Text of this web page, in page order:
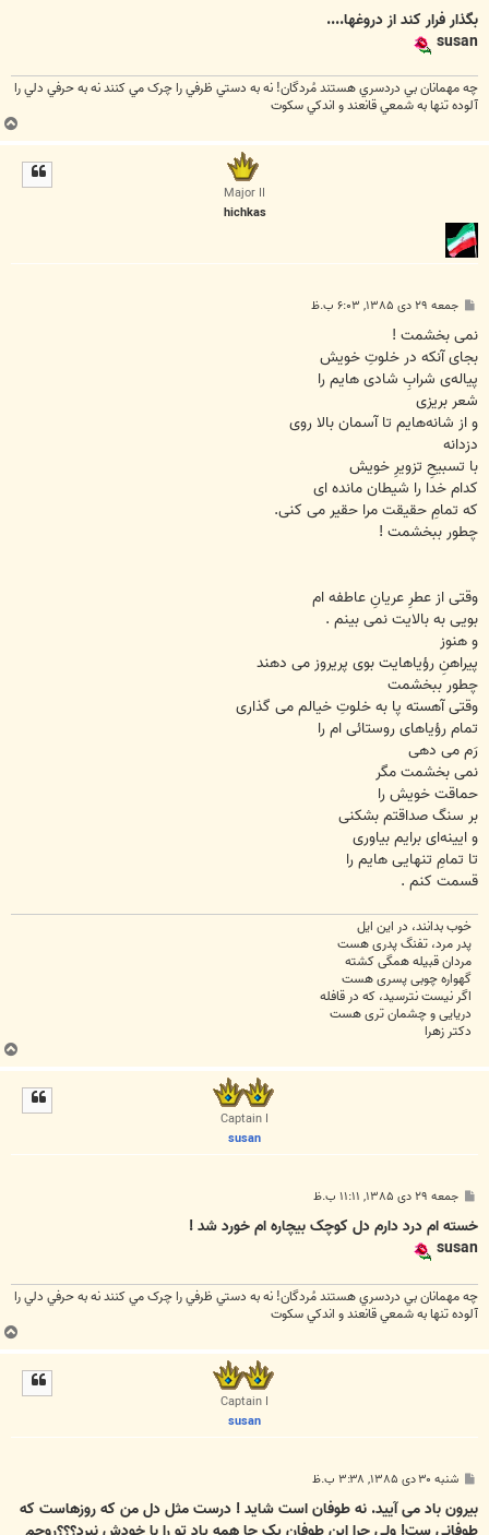
بگذار فرار کند از دروغها....
susan
چه مهمانان بي دردسري هستند مُردگان! نه به دستي ظرفي را چرک مي کنند نه به حرفي دلي را
آلوده تنها به شمعي قانعند و اندکي سکوت
ب
ا
Major II
hichkas
پ
ت
جمعه ۲۹ دی ۱۳۸۵, ۶:۰۳ ب.ظ
نمی بخشمت !
بجای آنکه در خلوتِ خویش
پیاله‌ی شرابِ شادی هایم را
شعر بریزی
و از شانه‌هایم تا آسمان بالا روی
دزدانه
با تسبیحِ تزویرِ خویش
کدام خدا را شیطان مانده ای
که تمامِ حقیقت مرا حقیر می کنی.
چطور ببخشمت !
وقتی از عطرِ عریانِ عاطفه ام
بویی به بالایت نمی بینم .
و هنوز
پیراهنِ رؤیاهایت بوی پریروز می دهند
چطور ببخشمت
وقتی آهسته پا به خلوتِ خیالم می گذاری
تمام رؤیاهای روستائی ام را
رَم می دهی
نمی بخشمت مگر
حماقت خویش را
بر سنگ صداقتم بشکنی
و ایینه‌ای برایم بیاوری
تا تمامِ تنهایی هایم را
قسمت کنم .
خوب بدانند، در این ایل
پدر مرد، تفنگ پدری هست
مردان قبیله همگی کشته
گهواره چوبی پسری هست
اگر نیست نترسید، که در قافله
دریایی و چشمان تری هست
دکتر زهرا
ب
ا
Captain I
susan
پ
ت
جمعه ۲۹ دی ۱۳۸۵, ۱۱:۱۱ ب.ظ
خسته ام درد دارم دل کوچک بیچاره ام خورد شد !
susan
چه مهمانان بي دردسري هستند مُردگان! نه به دستي ظرفي را چرک مي کنند نه به حرفي دلي را
آلوده تنها به شمعي قانعند و اندکي سکوت
ب
ا
Captain I
susan
پ
ت
شنبه ۳۰ دی ۱۳۸۵, ۳:۳۸ ب.ظ
بیرون باد می آیید. نه طوفان است شاید ! درست مثل دل من که روزهاست که